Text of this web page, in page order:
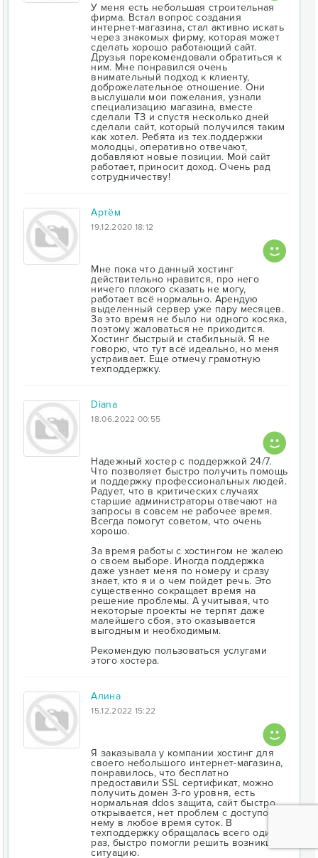
У меня есть небольшая строительная
фирма. Встал вопрос создания
интернет-магазина, стал активно искать
через знакомых фирму, которая может
сделать хорошо работающий сайт.
Друзья порекомендовали обратиться к
ним. Мне понравился очень
внимательный подход к клиенту,
доброжелательное отношение. Они
выслушали мои пожелания, узнали
специализацию магазина, вместе
сделали ТЗ и спустя несколько дней
сделали сайт, который получился таким
как хотел. Ребята из тех.поддержки
молодцы, оперативно отвечают,
добавляют новые позиции. Мой сайт
работает, приносит доход. Очень рад
сотрудничеству!
Артём
19.12.2020 18:12
Мне пока что данный хостинг
действительно нравится, про него
ничего плохого сказать не могу,
работает всё нормально. Арендую
выделенный сервер уже пару месяцев.
За это время не было ни одного косяка,
поэтому жаловаться не приходится.
Хостинг быстрый и стабильный. Я не
говорю, что тут всё идеально, но меня
устраивает. Еще отмечу грамотную
техподдержку.
Diana
18.06.2022 00:55
Надежный хостер с поддержкой 24/7.
Что позволяет быстро получить помощь
и поддержку профессиональных людей.
Радует, что в критических случаях
старшие администраторы отвечают на
запросы в совсем не рабочее время.
Всегда помогут советом, что очень
хорошо.
За время работы с хостингом не жалею
о своем выборе. Иногда поддержка
даже узнает меня по номеру и сразу
знает, кто я и о чем пойдет речь. Это
существенно сокращает время на
решение проблемы. А учитывая, что
некоторые проекты не терпят даже
малейшего сбоя, это оказывается
выгодным и необходимым.
Рекомендую пользоваться услугами
этого хостера.
Алина
15.12.2022 15:22
Я заказывала у компании хостинг для
своего небольшого интернет-магазина,
понравилось, что бесплатно
предоставили SSL сертификат, можно
получить домен 3-го уровня, есть
нормальная ddos защита, сайт быстро
открывается, нет проблем с доступом к
нему в любое время суток. В
техподдержку обращалась всего один
раз, быстро помогли решить возникшую
ситуацию.